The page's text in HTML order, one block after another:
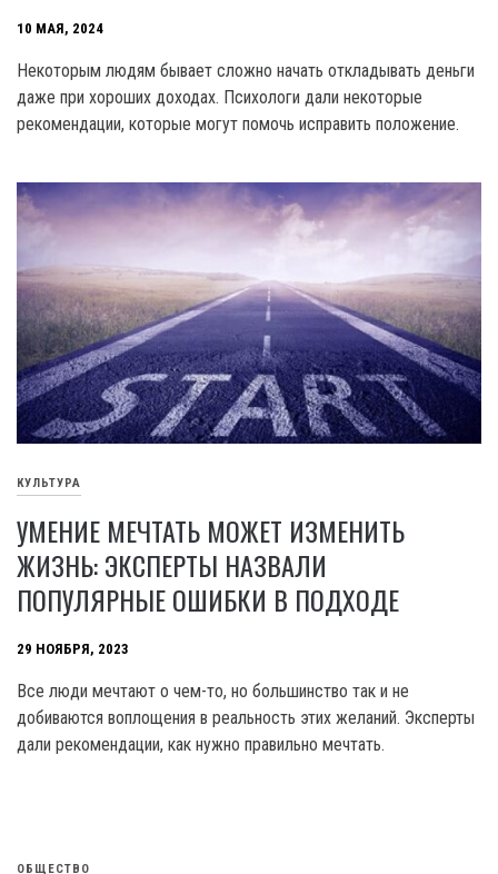
10 МАЯ, 2024
Некоторым людям бывает сложно начать откладывать деньги
даже при хороших доходах. Психологи дали некоторые
рекомендации, которые могут помочь исправить положение.
КУЛЬТУРА
УМЕНИЕ МЕЧТАТЬ МОЖЕТ ИЗМЕНИТЬ
ЖИЗНЬ: ЭКСПЕРТЫ НАЗВАЛИ
ПОПУЛЯРНЫЕ ОШИБКИ В ПОДХОДЕ
29 НОЯБРЯ, 2023
Все люди мечтают о чем-то, но большинство так и не
добиваются воплощения в реальность этих желаний. Эксперты
дали рекомендации, как нужно правильно мечтать.
ОБЩЕСТВО